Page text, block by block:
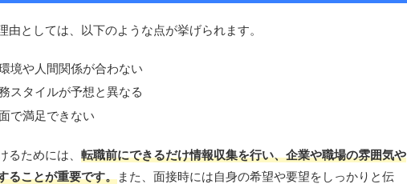
由としては、以下のような点が挙げられます。
境や人間関係が合わない
スタイルが予想と異なる
で満足できない
るためには、 転職前にできるだけ情報収集を行い、企業や職場の雰囲気や
ることが重要です。また、面接時には自身の希望や要望をしっかりと伝